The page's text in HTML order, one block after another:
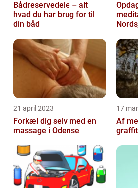
Bådreservedele – alt
hvad du har brug for til
din båd
21 april 2023
Forkæl dig selv med en
massage i Odense
17
Af